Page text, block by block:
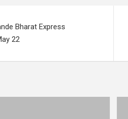
Bharat Express
22